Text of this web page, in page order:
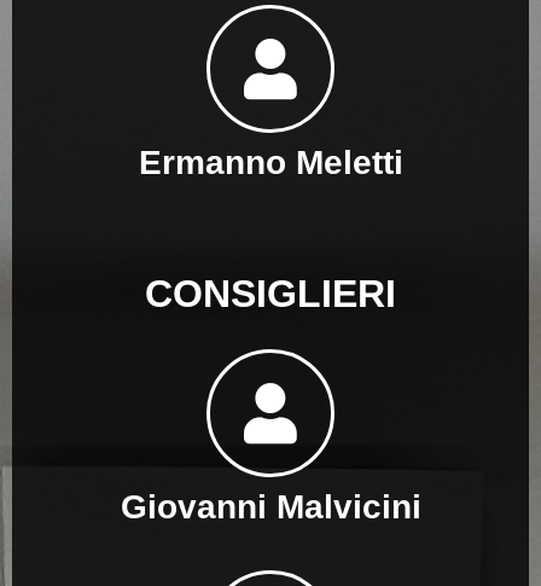
Ermanno Meletti
CONSIGLIERI
Giovanni Malvicini